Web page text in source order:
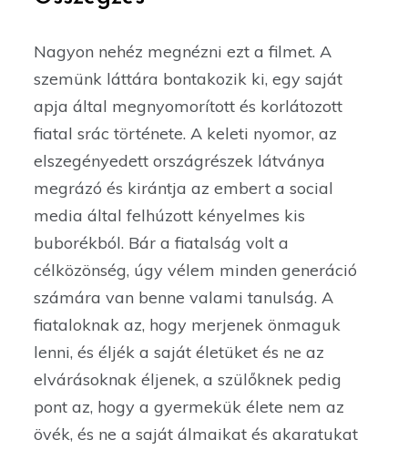
Nagyon nehéz megnézni ezt a filmet. A
szemünk láttára bontakozik ki, egy saját
apja által megnyomorított és korlátozott
fiatal srác története. A keleti nyomor, az
elszegényedett országrészek látványa
megrázó és kirántja az embert a social
media által felhúzott kényelmes kis
buborékból. Bár a fiatalság volt a
célközönség, úgy vélem minden generáció
számára van benne valami tanulság. A
fiataloknak az, hogy merjenek önmaguk
lenni, és éljék a saját életüket és ne az
elvárásoknak éljenek, a szülőknek pedig
pont az, hogy a gyermekük élete nem az
övék, és ne a saját álmaikat és akaratukat